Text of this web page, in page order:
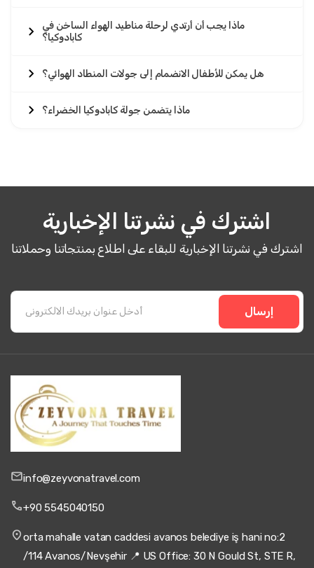
ماذا يجب أن أرتدي لرحلة مناطيد الهواء الساخن في
كابادوكيا؟
هل يمكن للأطفال الانضمام إلى جولات المنطاد الهوائي؟
ماذا يتضمن جولة كابادوكيا الخضراء؟
اشترك في نشرتنا الإخبارية
اشترك في نشرتنا الإخبارية للبقاء على اطلاع بمنتجاتنا وحملاتنا
إرسال
info@zeyvonatravel.com
+90 5545040150
orta mahalle vatan caddesi avanos belediye iş hani no:2
/114 Avanos/Nevşehir 📍 US Office: 30 N Gould St, STE R,